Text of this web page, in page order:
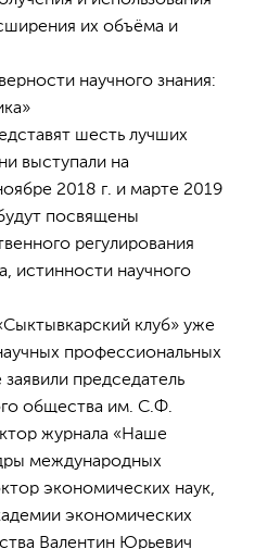
их объёма и
научного знания:
шесть лучших
выступали на
2018 г. и марте 2019
посвящены
регулирования
истинности научного
клуб» уже
профессиональных
председатель
общества им. С.Ф.
журнала «Наше
международных
экономических наук,
экономических
Валентин Юрьевич